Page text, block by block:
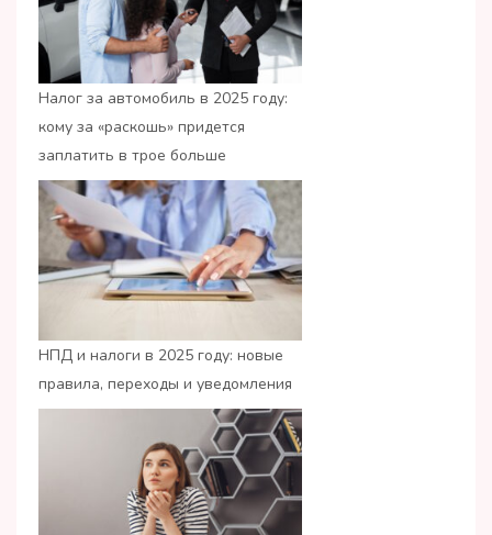
Налог за автомобиль в 2025 году:
кому за «раскошь» придется
заплатить в трое больше
НПД и налоги в 2025 году: новые
правила, переходы и уведомления